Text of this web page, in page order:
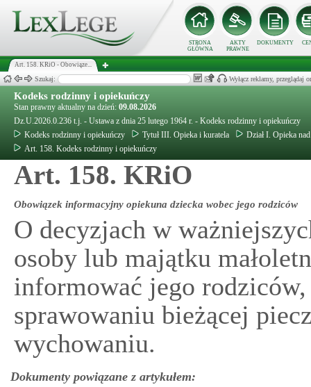
STRONA
GŁÓWNA
AKTY
PRAWNE
DOKUMENTY
Art. 158. KRiO - Obowiąze...
Szukaj: Wyłącz reklamy, przeglądaj
Kodeks rodzinny i opiekuńczy
Stan prawny aktualny na dzień: 09.08.2026
Dz.U.2026.0.236 t.j. - Ustawa z dnia 25 lutego 1964 r. - Kodeks rodzinny i opiekuńczy
Kodeks rodzinny i opiekuńczy
Tytuł III. Opieka i kuratela
Dział I. Opieka
Art. 158. Kodeks rodzinny i opiekuńczy
Art. 158. KRiO
Obowiązek informacyjny opiekuna dziecka wobec jego rodziców
O decyzjach w
osoby lub majątku
informować jego
sprawowaniu bieżącej
wychowaniu.
Dokumenty powiązane z artykułem: